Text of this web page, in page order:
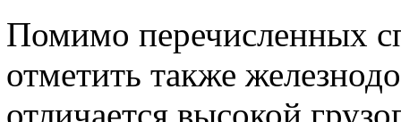
Помимо перечисленных
отметить также
отличается высокой